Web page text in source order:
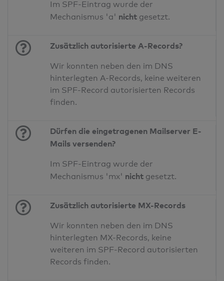
Im SPF-Eintrag wurde der
Mechanismus 'a' nicht gesetzt.
Zusätzlich autorisierte A-Records?
Wir konnten neben den im DNS
hinterlegten A-Records, keine weiteren
im SPF-Record autorisierten Records
finden.
Dürfen die eingetragenen Mailserver E-
Mails versenden?
Im SPF-Eintrag wurde der
Mechanismus 'mx' nicht gesetzt.
Zusätzlich autorisierte MX-Records
Wir konnten neben den im DNS
hinterlegten MX-Records, keine
weiteren im SPF-Record autorisierten
Records finden.